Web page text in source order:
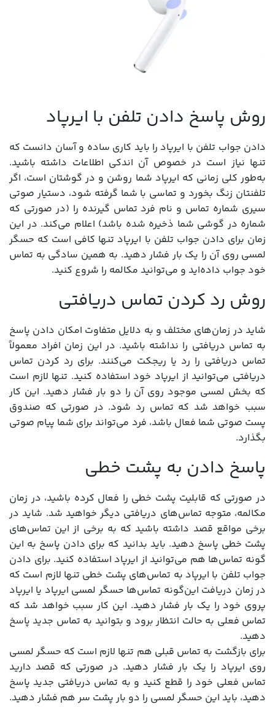
روش پاسخ دادن تلفن با ایرپاد
دادن جواب تلفن با ایرپاد را باید کاری ساده و آسان دانست که
تنها نیاز است در خصوص آن اندکی اطلاعات داشته باشید.
به‌طور کلی زمانی که ایرپاد شما روشن و در گوشتان است، اگر
تلفنتان زنگ بخورد و تماسی با شما گرفته شود، دستیار صوتی
سیری شماره تماس و نام فرد تماس گیرنده را (در صورتی که
شماره در گوشی شما ذخیره شده باشد) اعلام می‌کند. در این
زمان برای دادن جواب تلفن با ایرپاد تنها کافی است که حسگر
لمسی روی آن را یک بار فشار دهید. به همین سادگی به تماس
خود جواب داده‌اید و می‌توانید مکالمه را شروع کنید.
روش رد کردن تماس دریافتی
شاید در زمان‌های مختلف و به دلایل متفاوت امکان دادن پاسخ
به تماس دریافتی را نداشته باشید. در این زمان افراد معمولاً
تماس دریافتی را رد یا ریجکت می‌کنند. برای رد کردن تماس
دریافتی می‌توانید از ایرپاد خود استفاده کنید. تنها لازم است
که بخش لمسی موجود روی آن را دو بار فشار دهید. این کار
سبب خواهد شد که تماس رد شود. در صورتی که صندوق
پست صوتی شما فعال باشد، فرد می‌تواند برای شما پیام صوتی
بگذارد.
پاسخ دادن به پشت خطی
در صورتی که قابلیت پشت خطی را فعال کرده باشید، در زمان
مکالمه، متوجه تماس‌های دریافتی دیگر خواهید شد. شاید در
برخی مواقع قصد داشته باشید که به برخی از این تماس‌های
پشت خطی پاسخ دهید. باید بدانید که برای دادن پاسخ به این
گونه تماس‌ها هم می‌توانید از ایرپاد استفاده کنید. برای دادن
جواب تلفن با ایرپاد به تماس‌های پشت خطی تنها لازم است که
در زمان دریافت این‌گونه تماس‌ها حسگر لمسی ایرپاد یا ایرپاد
پروی خود را یک بار فشار دهید. این کار سبب خواهد شد که
تماس فعلی به حالت انتظار برود و بتوانید به تماس جدید پاسخ
دهید.
برای بازگشت به تماس قبلی هم تنها لازم است که حسگر لمسی
روی ایرپاد را یک بار فشار دهید. در صورتی که قصد دارید
تماس فعلی خود را قطع کنید و به تماس دریافتی جدید پاسخ
دهید، باید این حسگر لمسی را دو بار پشت سر هم فشار دهید.